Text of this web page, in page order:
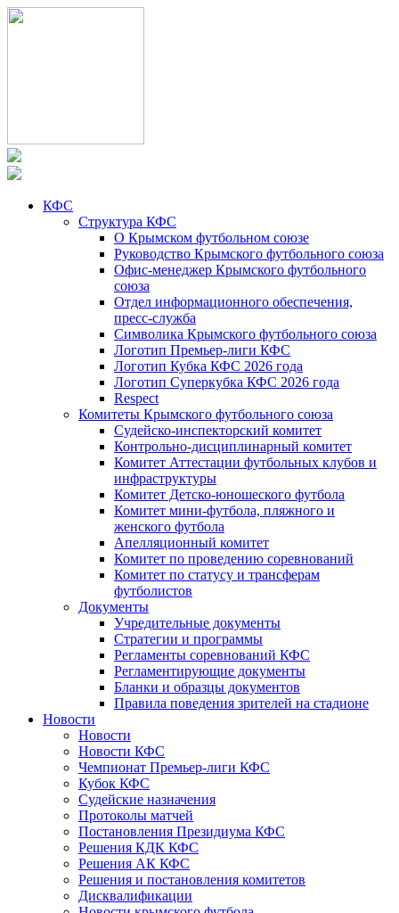
КФС
Структура КФС
О Крымском футбольном союзе
Руководство Крымского футбольного союза
Офис-менеджер Крымского футбольного
союза
Отдел информационного обеспечения,
пресс-служба
Символика Крымского футбольного союза
Логотип Премьер-лиги КФС
Логотип Кубка КФС 2026 года
Логотип Суперкубка КФС 2026 года
Respect
Комитеты Крымского футбольного союза
Судейско-инспекторский комитет
Контрольно-дисциплинарный комитет
Комитет Аттестации футбольных клубов и
инфраструктуры
Комитет Детско-юношеского футбола
Комитет мини-футбола, пляжного и
женского футбола
Апелляционный комитет
Комитет по проведению соревнований
Комитет по статусу и трансферам
футболистов
Документы
Учредительные документы
Стратегии и программы
Регламенты соревнований КФС
Регламентирующие документы
Бланки и образцы документов
Правила поведения зрителей на стадионе
Новости
Новости
Новости КФС
Чемпионат Премьер-лиги КФС
Кубок КФС
Судейские назначения
Протоколы матчей
Постановления Президиума КФС
Решения КДК КФС
Решения АК КФС
Решения и постановления комитетов
Дисквалификации